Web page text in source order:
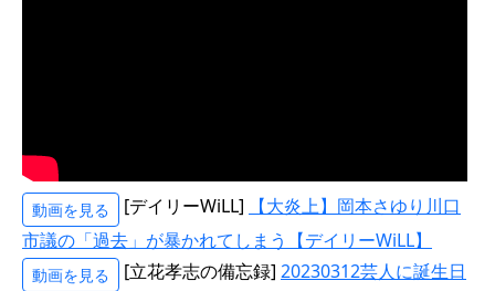
動画を見る [デイリーWiLL]
【大炎上】岡本さゆり川口
市議の「過去」が暴かれてしまう【デイリーWiLL】
動画を見る [立花孝志の備忘録] 20230312芸人に誕生日